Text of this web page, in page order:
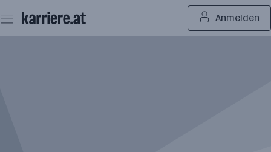
Seiteninhalt
springen
Anmelden